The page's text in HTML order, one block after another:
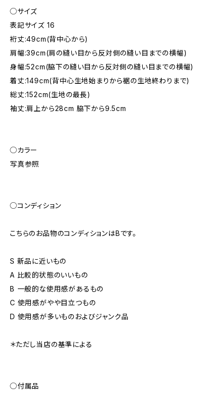
◯サイズ
表記サイズ 16
裄丈:49cm(背中心から)
肩幅:39cm(肩の縫い目から反対側の縫い目までの横幅)
身幅:52cm(脇下の縫い目から反対側の縫い目までの横幅)
着丈:149cm(背中心生地始まりから裾の生地終わりまで)
総丈:152cm(生地の最長)
袖丈:肩上から28cm 脇下から9.5cm
◯カラー
写真参照
◯コンディション
こちらのお品物のコンディションはBです。
S 新品に近いもの
A 比較的状態のいいもの
B 一般的な使用感があるもの
C 使用感がやや目立つもの
D 使用感が多いものおよびジャンク品
＊ただし当店の基準による
◯付属品